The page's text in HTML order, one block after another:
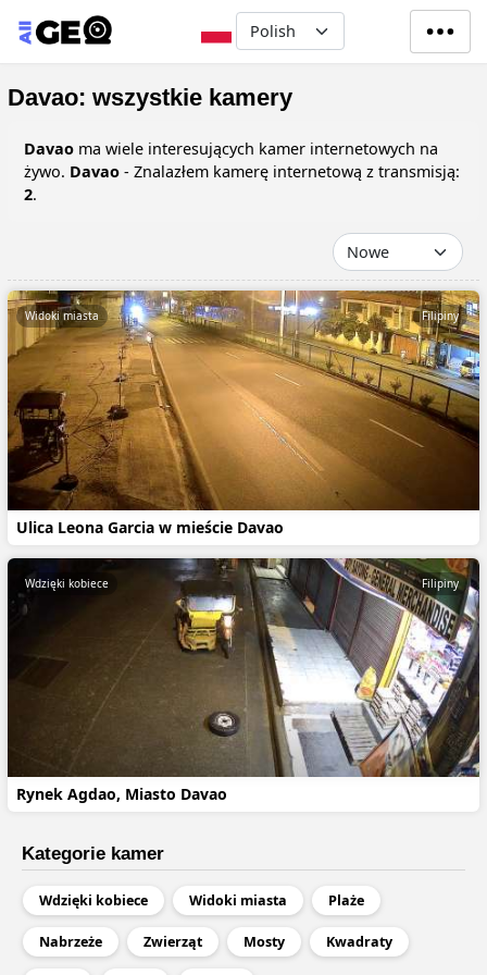
Przejdź do treści
Select your language
Davao: wszystkie kamery
Davao ma wiele interesujących kamer internetowych na
żywo. Davao - Znalazłem kamerę internetową z transmisją:
2.
Ulica Leona Garcia w mieście Davao
Widoki miasta Filipiny
Rynek Agdao, Miasto Davao
Wdzięki kobiece Filipiny
Kategorie kamer
Wdzięki kobiece Widoki miasta Plaże
Nabrzeże Zwierząt Mosty Kwadraty